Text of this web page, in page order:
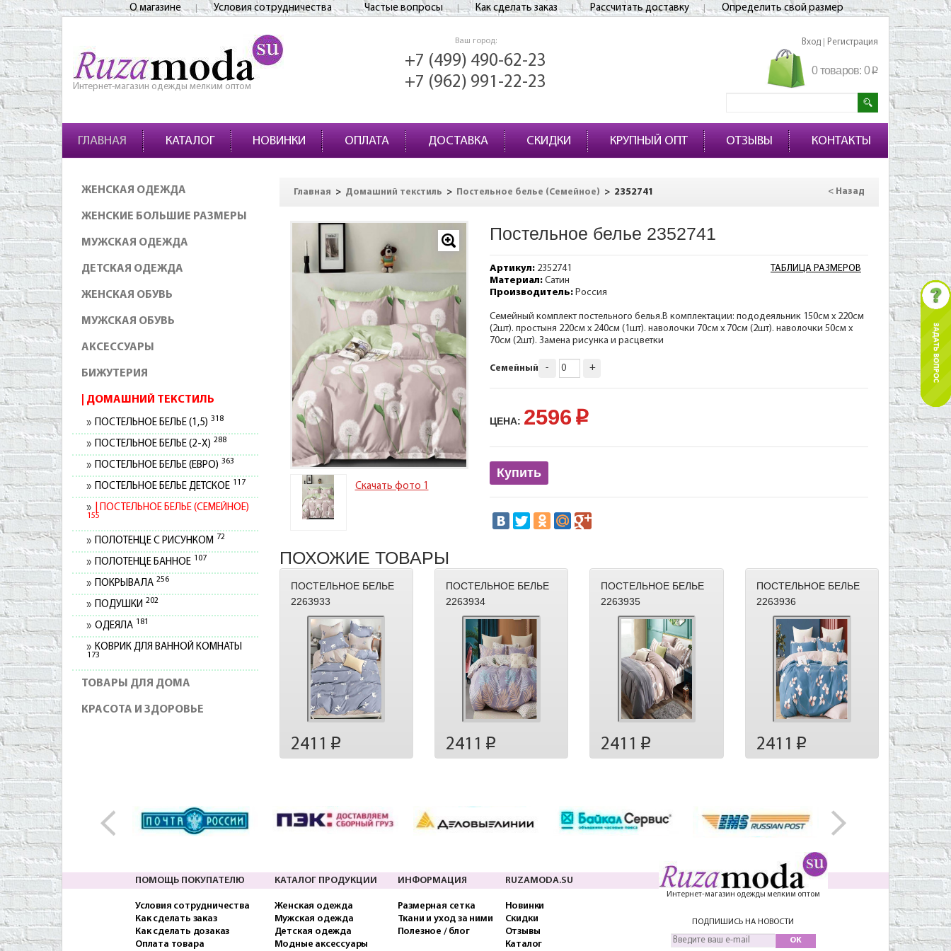
О магазине Условия сотрудничества Частые вопросы Как сделать заказ Рассчитать доставку Определить свой размер
Интернет-магазин одежды мелким оптом
Ваш город:
+7 (499) 490-62-23
+7 (962) 991-22-23
Вход Регистрация
0 товаров: 0p
ГЛАВНАЯ КАТАЛОГ НОВИНКИ ОПЛАТА ДОСТАВКА СКИДКИ КРУПНЫЙ ОПТ ОТЗЫВЫ КОНТАКТЫ
ЖЕНСКАЯ ОДЕЖДА
ЖЕНСКИЕ БОЛЬШИЕ РАЗМЕРЫ
МУЖСКАЯ ОДЕЖДА
ДЕТСКАЯ ОДЕЖДА
ЖЕНСКАЯ ОБУВЬ
МУЖСКАЯ ОБУВЬ
АКСЕССУАРЫ
БИЖУТЕРИЯ
ДОМАШНИЙ ТЕКСТИЛЬ
ПОСТЕЛЬНОЕ БЕЛЬЕ (1,5) 318
ПОСТЕЛЬНОЕ БЕЛЬЕ (2-Х) 288
ПОСТЕЛЬНОЕ БЕЛЬЕ (ЕВРО) 363
ПОСТЕЛЬНОЕ БЕЛЬЕ ДЕТСКОЕ 117
ПОСТЕЛЬНОЕ БЕЛЬЕ (СЕМЕЙНОЕ)
155
ПОЛОТЕНЦЕ С РИСУНКОМ 72
ПОЛОТЕНЦЕ БАННОЕ 107
ПОКРЫВАЛА 256
ПОДУШКИ 202
ОДЕЯЛА 181
КОВРИК ДЛЯ ВАННОЙ КОМНАТЫ
173
ТОВАРЫ ДЛЯ ДОМА
КРАСОТА И ЗДОРОВЬЕ
Главная > Домашний текстиль > Постельное белье (Семейное) > 2352741 < Назад
Скачать фото 1
Постельное белье 2352741
ТАБЛИЦА РАЗМЕРОВ
Артикул:2352741
Материал:Сатин
Производитель:Россия
Семейный комплект постельного белья.В комплектации: пододеяльник 150см х 220см
(2шт). простыня 220см х 240см (1шт). наволочки 70см х 70см (2шт). наволочки 50см х
70см (2шт). Замена рисунка и расцветки
Семейный - +
ЦЕНА: 2596 p
Купить
ПОХОЖИЕ ТОВАРЫ
ПОСТЕЛЬНОЕ БЕЛЬЕ
2263933
2411 p
ПОСТЕЛЬНОЕ БЕЛЬЕ
2263934
2411 p
ПОСТЕЛЬНОЕ БЕЛЬЕ
2263935
2411 p
ПОСТЕЛЬНОЕ БЕЛЬЕ
2263936
2411 p
ПОМОЩЬ ПОКУПАТЕЛЮ
Условия сотрудничества
Как сделать заказ
Как сделать дозаказ
Оплата товара
КАТАЛОГ ПРОДУКЦИИ
Женская одежда
Мужская одежда
Детская одежда
Модные аксессуары
ИНФОРМАЦИЯ
Размерная сетка
Ткани и уход за ними
Полезное / блог
RUZAMODA.SU
Новинки
Скидки
Отзывы
Каталог
Интернет-магазин одежды мелким оптом
ПОДПИШИСЬ НА НОВОСТИ
OK